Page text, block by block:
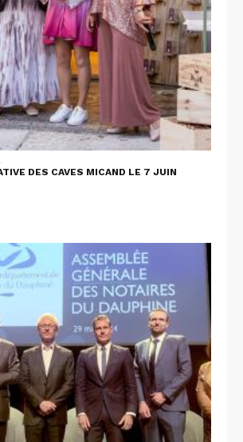
DES CAVES MICAND LE 7 JUIN